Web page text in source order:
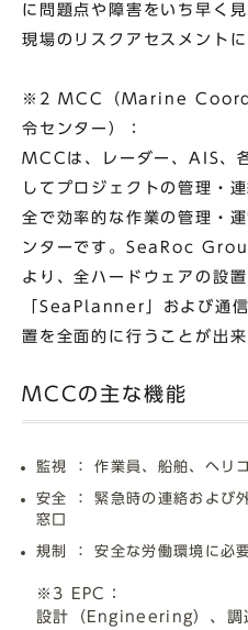
に問題点や障害をいち早く
現場のリスクアセスメントに
※2 MCC（Marine
令センター）：
MCCは、レーダー、AIS、
してプロジェクトの管理・
全で効率的な作業の管理・
ンターです。SeaRoc
より、全ハードウェアの設
「SeaPlanner」および通
置を全面的に行うことが出来
MCCの主な機能
監視 ： 作業員、船舶、ヘリ
安全 ： 緊急時の連絡および
窓口
規制 ： 安全な労働環境に必
※3 EPC：
設計（Engineering）、